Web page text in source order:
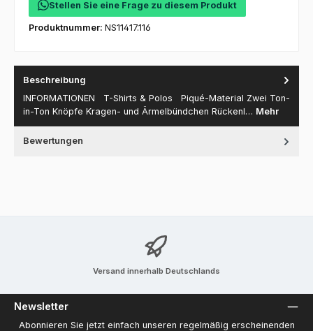
Stellen Sie eine Frage zu diesem Produkt
Produktnummer: NS11417.116
Beschreibung
INFORMATIONEN T-Shirts & Polos Piqué-Material Zwei Ton-
in-Ton Knöpfe Kragen- und Ärmelbündchen Rückenl… Mehr
Bewertungen
Versand innerhalb Deutschlands
Newsletter
Abonnieren Sie jetzt einfach unseren regelmäßig erscheinenden